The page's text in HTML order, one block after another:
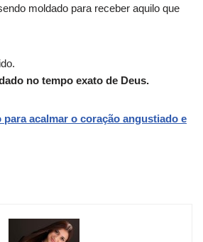
moldado para receber aquilo que
no tempo exato de Deus.
para acalmar o coração angustiado e